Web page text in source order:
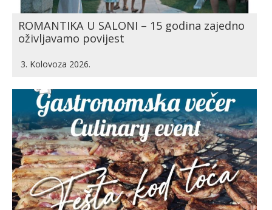
ROMANTIKA U SALONI – 15 godina zajedno
oživljavamo povijest
3. Kolovoza 2026.